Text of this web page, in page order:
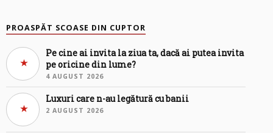
PROASPĂT SCOASE DIN CUPTOR
Pe cine ai invita la ziua ta, dacă ai putea invita
pe oricine din lume?
4 AUGUST 2026
Luxuri care n-au legătură cu banii
2 AUGUST 2026